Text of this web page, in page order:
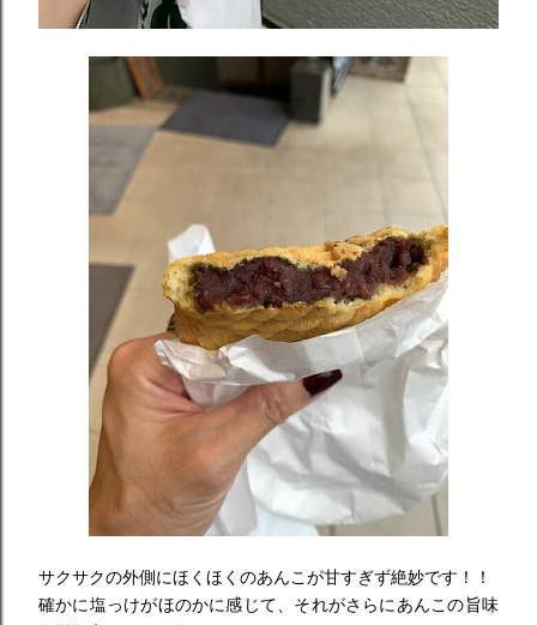
サクサクの外側にほくほくのあんこが甘すぎず絶妙です！！
確かに塩っけがほのかに感じて、 それがさらにあんこの旨味